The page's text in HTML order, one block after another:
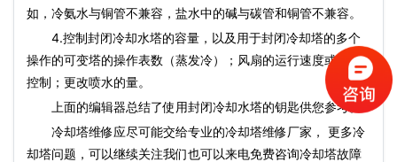
如，冷氨水与铜管不兼容，盐水中的碱与碳管和铜管不兼容。
4.控制封闭冷却水塔的容量，以及用于封闭冷却塔的多个
操作的可变塔的操作表数（蒸发冷）；风扇的运行速度或频率
控制；更改喷水的量。
上面的编辑器总结了使用‍‍‍‍‍‍‍‍‍‍‍‍‍‍‍‍封闭冷却水塔的钥匙供您参考。
冷却塔维修应尽可能交给专业的冷却塔维修厂家， 更多冷
却塔问题，可以继续关注我们也可以来电免费咨询冷却塔故障